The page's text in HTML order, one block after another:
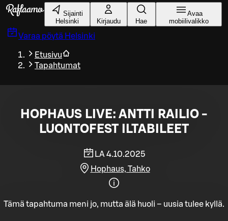
Siirry pääsisältöön
Sijainti
Helsinki
Kirjaudu Hae
Avaa
mobiilivalikko
Varaa pöytä Helsinki
Etusivu
Tapahtumat
HOPHAUS LIVE: ANTTI RAILIO -
LUONTOFEST ILTABILEET
LA 4.10.2025
Hophaus, Tahko
Tämä tapahtuma meni jo, mutta älä huoli – uusia tulee kyllä.